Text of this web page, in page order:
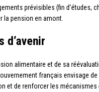
prévisibles (fin d’études,
la pension en amont.
d’avenir
alimentaire et de sa
français envisage
et de renforcer les mécanismes